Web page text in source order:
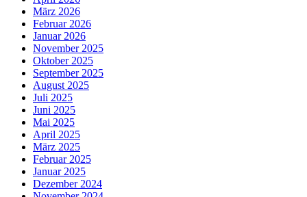
März 2026
Februar 2026
Januar 2026
November 2025
Oktober 2025
September 2025
August 2025
Juli 2025
Juni 2025
Mai 2025
April 2025
März 2025
Februar 2025
Januar 2025
Dezember 2024